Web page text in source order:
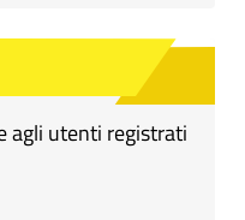
agli utenti registrati